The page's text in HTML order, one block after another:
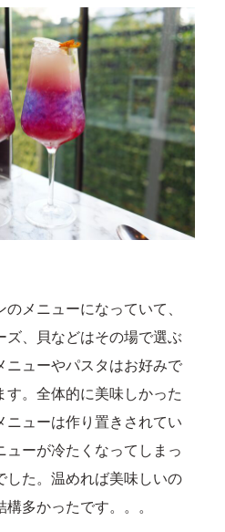
メニューになっていて、
ズ、貝などはその場で選ぶ
ニューやパスタはお好みで
す。全体的に美味しかった
ニューは作り置きされてい
ューが冷たくなってしまっ
した。温めれば美味しいの
多かったです。。。